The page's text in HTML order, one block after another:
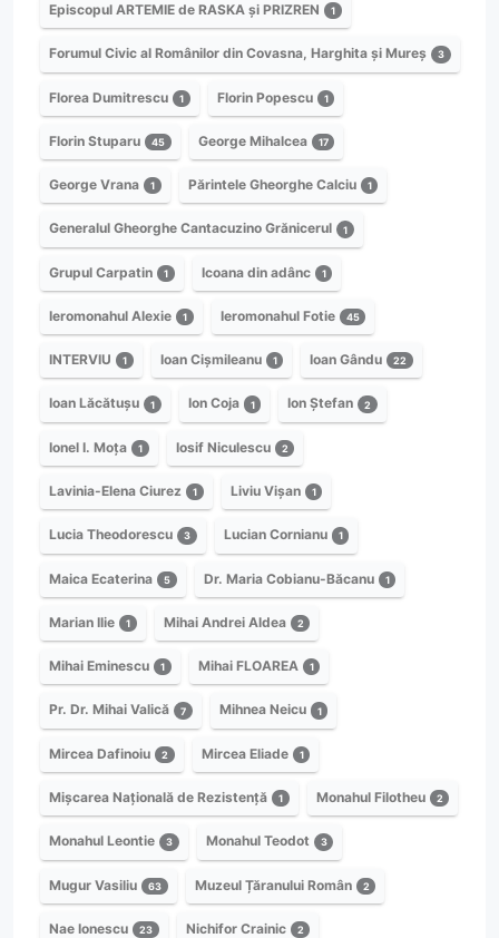
Episcopul ARTEMIE de RASKA și PRIZREN 1
Forumul Civic al Românilor din Covasna, Harghita și Mureș 3
Florea Dumitrescu 1 Florin Popescu 1
Florin Stuparu 45 George Mihalcea 17
George Vrana 1 Părintele Gheorghe Calciu 1
Generalul Gheorghe Cantacuzino Grănicerul 1
Grupul Carpatin 1 Icoana din adânc 1
Ieromonahul Alexie 1 Ieromonahul Fotie 45
INTERVIU 1 Ioan Cișmileanu 1 Ioan Gându 22
Ioan Lăcătușu 1 Ion Coja 1 Ion Ștefan 2
Ionel I. Moța 1 Iosif Niculescu 2
Lavinia-Elena Ciurez 1 Liviu Vișan 1
Lucia Theodorescu 3 Lucian Cornianu 1
Maica Ecaterina 5 Dr. Maria Cobianu-Băcanu 1
Marian Ilie 1 Mihai Andrei Aldea 2
Mihai Eminescu 1 Mihai FLOAREA 1
Pr. Dr. Mihai Valică 7 Mihnea Neicu 1
Mircea Dafinoiu 2 Mircea Eliade 1
Mișcarea Națională de Rezistență 1 Monahul Filotheu 2
Monahul Leontie 3 Monahul Teodot 3
Mugur Vasiliu 63 Muzeul Țăranului Român 2
Nae Ionescu 23 Nichifor Crainic 2